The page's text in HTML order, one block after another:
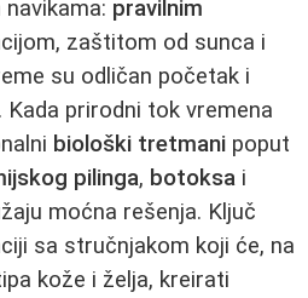
pravilnim
zaštitom od sunca i
su odličan početak i
prirodni tok vremena
biološki tretmani poput
pilinga, botoksa i
moćna rešenja. Ključ
sa stručnjakom koji će, na
kože i želja, kreirati